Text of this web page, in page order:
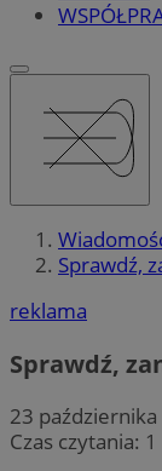
Sprawdź,
reklama
Sprawdź,
23
Czas czytania: